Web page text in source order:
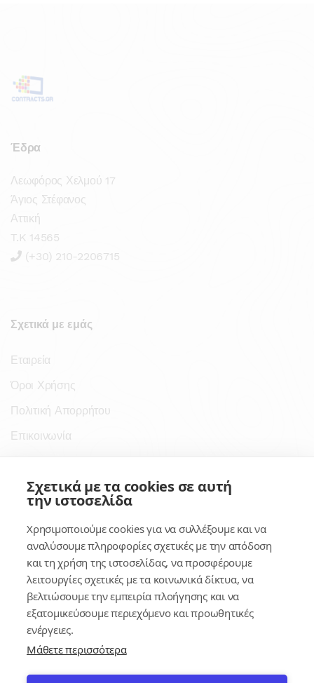
Έδρα
Λεωφόρος Χελμού 17
Άγιος Στέφανος
Αττική
T.K 14565
(+30) 210-2206715
Σχετικά με εμάς
Εταιρεία
Όροι Χρήσης
Πολιτική Απορρήτου
Επικοινωνία
Σύνδεσμοι
Κέντρο Γνώσης
Πλατφόρμα
Εγγραφή
Για δημοσίους υπαλλήλους
Σχετικά με τα cookies σε αυτή
την ιστοσελίδα
Χρησιμοποιούμε cookies για να συλλέξουμε και να
αναλύσουμε πληροφορίες σχετικές με την απόδοση
και τη χρήση της ιστοσελίδας, να προσφέρουμε
λειτουργίες σχετικές με τα κοινωνικά δίκτυα, να
βελτιώσουμε την εμπειρία πλοήγησης και να
εξατομικεύσουμε περιεχόμενο και προωθητικές
ενέργειες.
Μάθετε περισσότερα